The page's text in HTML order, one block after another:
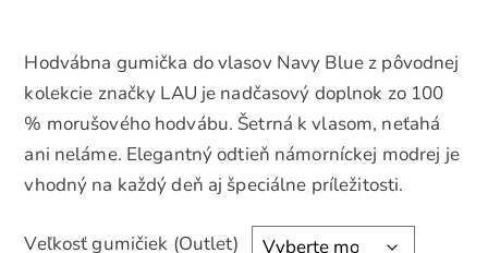
Hodvábna gumička do vlasov Navy Blue z pôvodnej
kolekcie značky LAU je nadčasový doplnok zo 100
% morušového hodvábu. Šetrná k vlasom, neťahá
ani neláme. Elegantný odtieň námorníckej modrej je
vhodný na každý deň aj špeciálne príležitosti.
Veľkosť gumičiek (Outlet)